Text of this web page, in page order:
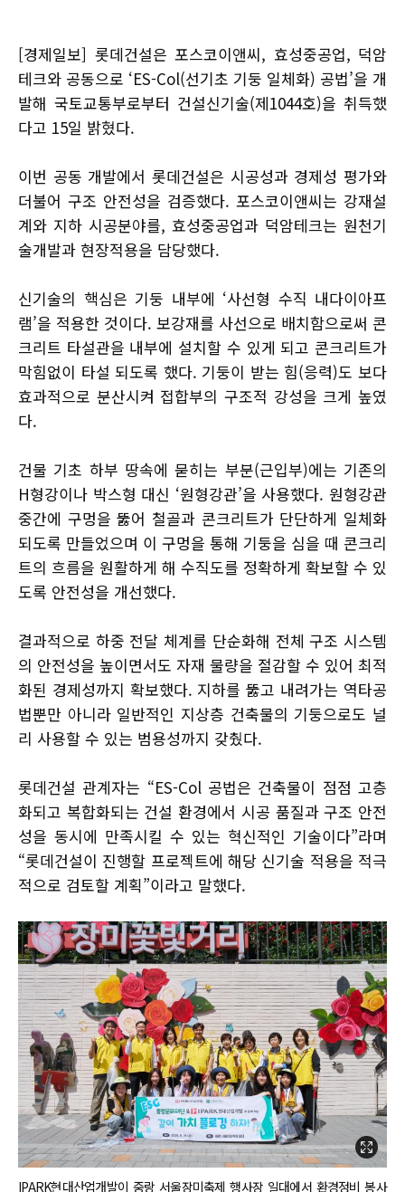
[경제일보] 롯데건설은 포스코이앤씨, 효성중공업, 덕암
테크와 공동으로 ‘ES-Col(선기초 기둥 일체화) 공법’을 개
발해 국토교통부로부터 건설신기술(제1044호)을 취득했
다고 15일 밝혔다.
이번 공동 개발에서 롯데건설은 시공성과 경제성 평가와
더불어 구조 안전성을 검증했다. 포스코이앤씨는 강재설
계와 지하 시공분야를, 효성중공업과 덕암테크는 원천기
술개발과 현장적용을 담당했다.
신기술의 핵심은 기둥 내부에 ‘사선형 수직 내다이아프
램’을 적용한 것이다. 보강재를 사선으로 배치함으로써 콘
크리트 타설관을 내부에 설치할 수 있게 되고 콘크리트가
막힘없이 타설 되도록 했다. 기둥이 받는 힘(응력)도 보다
효과적으로 분산시켜 접합부의 구조적 강성을 크게 높였
다.
건물 기초 하부 땅속에 묻히는 부분(근입부)에는 기존의
H형강이나 박스형 대신 ‘원형강관’을 사용했다. 원형강관
중간에 구멍을 뚫어 철골과 콘크리트가 단단하게 일체화
되도록 만들었으며 이 구멍을 통해 기둥을 심을 때 콘크리
트의 흐름을 원활하게 해 수직도를 정확하게 확보할 수 있
도록 안전성을 개선했다.
결과적으로 하중 전달 체계를 단순화해 전체 구조 시스템
의 안전성을 높이면서도 자재 물량을 절감할 수 있어 최적
화된 경제성까지 확보했다. 지하를 뚫고 내려가는 역타공
법뿐만 아니라 일반적인 지상층 건축물의 기둥으로도 널
리 사용할 수 있는 범용성까지 갖췄다.
롯데건설 관계자는 “ES-Col 공법은 건축물이 점점 고층
화되고 복합화되는 건설 환경에서 시공 품질과 구조 안전
성을 동시에 만족시킬 수 있는 혁신적인 기술이다”라며
“롯데건설이 진행할 프로젝트에 해당 신기술 적용을 적극
적으로 검토할 계획”이라고 말했다.
IPARK현대산업개발이 중랑 서울장미축제 행사장 일대에서 환경정비 봉사